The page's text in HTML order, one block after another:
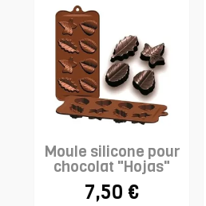
Moule silicone pour
chocolat "Hojas"
7,50 €